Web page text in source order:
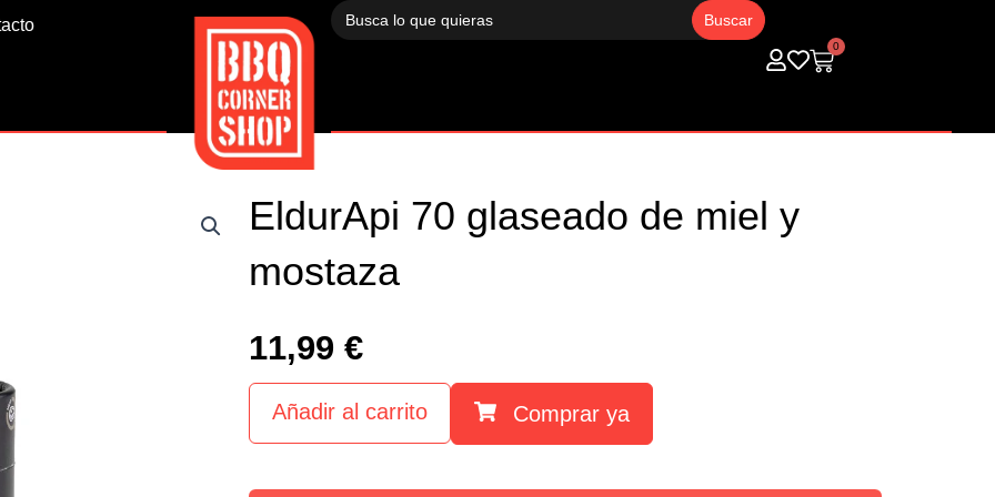
Buscar:
0
Carrito
EldurApi 70 glaseado de miel y
mostaza
11,99 €
Añadir al carrito Comprar ya